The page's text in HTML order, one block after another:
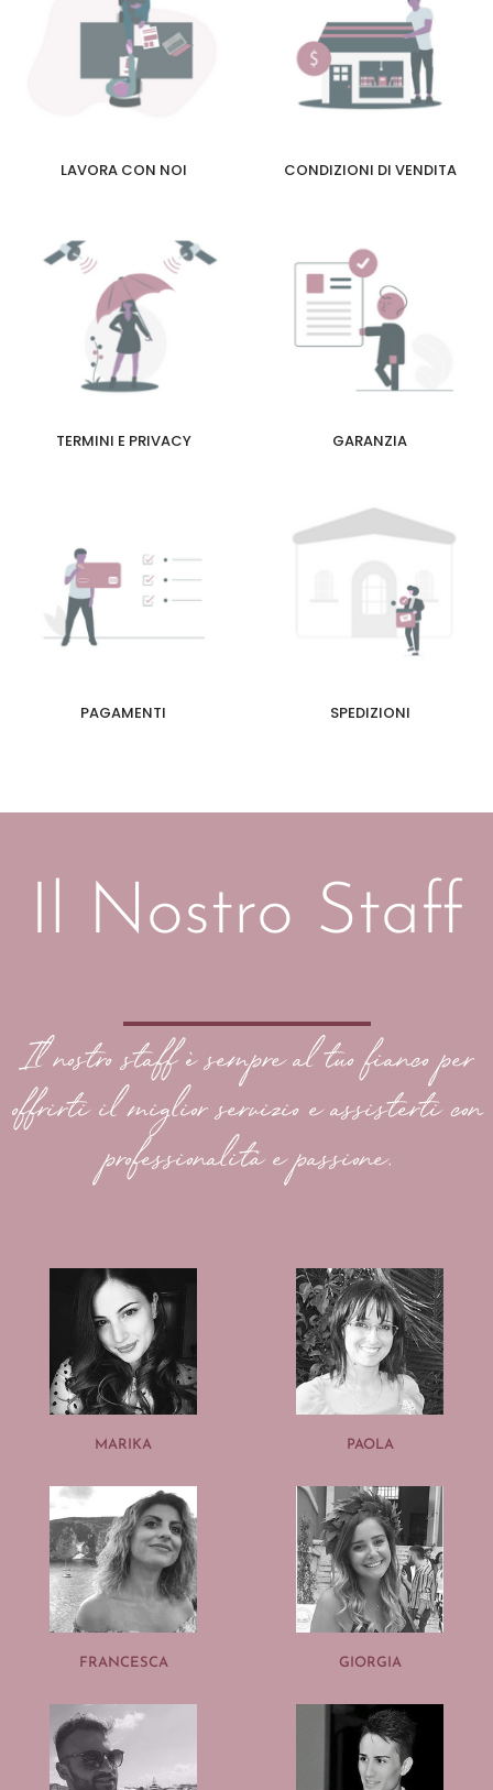
LAVORA CON NOI CONDIZIONI DI VENDITA
TERMINI E PRIVACY GARANZIA
PAGAMENTI SPEDIZIONI
Il Nostro Staff
Il nostro staff è sempre al tuo fianco per
offrirti il miglior servizio e assisterti con
professionalità e passione.
MARIKA PAOLA
FRANCESCA GIORGIA